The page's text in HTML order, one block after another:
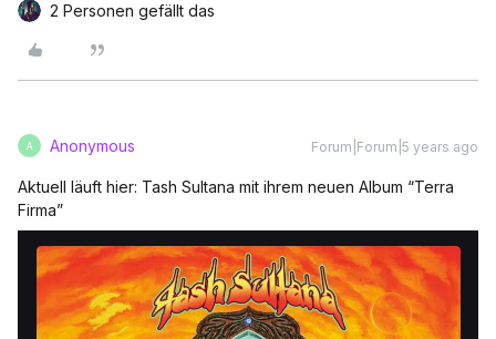
2 Personen gefällt das
A Anonymous Forum|Forum|5 years ago
Aktuell läuft hier: Tash Sultana mit ihrem neuen Album “Terra
Firma”